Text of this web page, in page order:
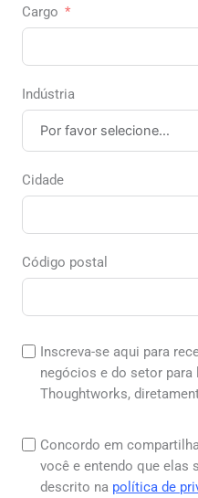
Cargo
Indústria
Cidade
Código postal
Inscreva-se aqui para
negócios e do setor
Thoughtworks,
Concordo em
você e entendo que elas
descrito na política de